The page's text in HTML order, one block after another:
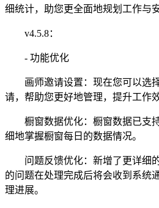
细统计，助您更全面地规划工作与安
v4.5.8：
- 功能优化
画师邀请设置：现在您可以选
请，帮助您更好地管理，提升工作效
橱窗数据优化：橱窗数据已支
细地掌握橱窗每日的数据情况。
问题反馈优化：新增了更详细
的问题在处理完成后将会收到系统
理进展。